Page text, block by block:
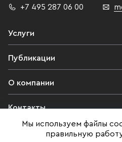
+7 495 287 06 00
Услуги
Публикации
О компании
Контакты
Юридическая информация
Мы используем файлы
правильную